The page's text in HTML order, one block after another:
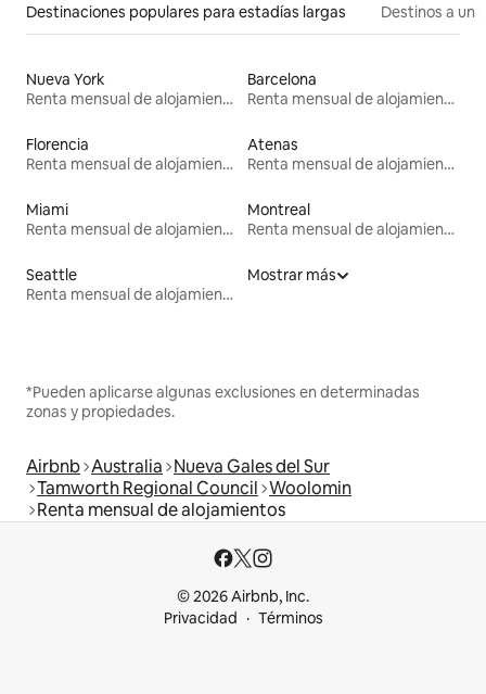
Destinaciones populares para estadías largas Destinos a un
Nueva York
Renta mensual de alojamientos
Barcelona
Renta mensual de alojamientos
Florencia
Renta mensual de alojamientos
Atenas
Renta mensual de alojamientos
Miami
Renta mensual de alojamientos
Montreal
Renta mensual de alojamientos
Seattle
Renta mensual de alojamientos
Mostrar más
*Pueden aplicarse algunas exclusiones en determinadas
zonas y propiedades.
Airbnb Australia Nueva Gales del Sur
Tamworth Regional Council Woolomin
Renta mensual de alojamientos
© 2026 Airbnb, Inc.
Privacidad
Términos